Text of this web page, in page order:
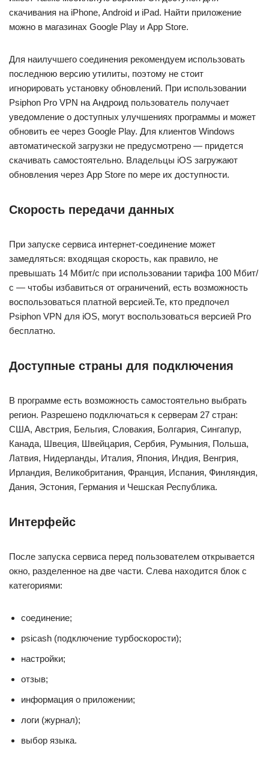
скачивания на iPhone, Android и iPad. Найти приложение
можно в магазинах Google Play и App Store.
Для наилучшего соединения рекомендуем использовать
последнюю версию утилиты, поэтому не стоит
игнорировать установку обновлений. При использовании
Psiphon Pro VPN на Андроид пользователь получает
уведомление о доступных улучшениях программы и может
обновить ее через Google Play. Для клиентов Windows
автоматической загрузки не предусмотрено — придется
скачивать самостоятельно. Владельцы iOS загружают
обновления через App Store по мере их доступности.
Скорость передачи данных
При запуске сервиса интернет-соединение может
замедляться: входящая скорость, как правило, не
превышать 14 Мбит/с при использовании тарифа 100 Мбит/
с — чтобы избавиться от ограничений, есть возможность
воспользоваться платной версией.Те, кто предпочел
Psiphon VPN для iOS, могут воспользоваться версией Pro
бесплатно.
Доступные страны для подключения
В программе есть возможность самостоятельно выбрать
регион. Разрешено подключаться к серверам 27 стран:
США, Австрия, Бельгия, Словакия, Болгария, Сингапур,
Канада, Швеция, Швейцария, Сербия, Румыния, Польша,
Латвия, Нидерланды, Италия, Япония, Индия, Венгрия,
Ирландия, Великобритания, Франция, Испания, Финляндия,
Дания, Эстония, Германия и Чешская Республика.
Интерфейс
После запуска сервиса перед пользователем открывается
окно, разделенное на две части. Слева находится блок с
категориями:
соединение;
psicash (подключение турбоскорости);
настройки;
отзыв;
информация о приложении;
логи (журнал);
выбор языка.